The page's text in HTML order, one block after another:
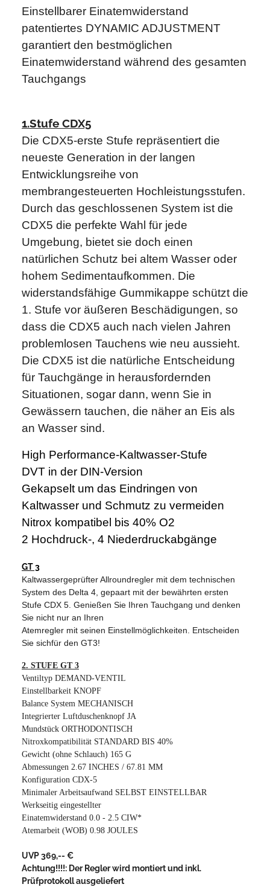
Einstellbarer Einatemwiderstand
patentiertes DYNAMIC ADJUSTMENT
garantiert den bestmöglichen
Einatemwiderstand während des gesamten
Tauchgangs
1.Stufe CDX5
Die CDX5-erste Stufe repräsentiert die
neueste Generation in der langen
Entwicklungsreihe von
membrangesteuerten Hochleistungsstufen.
Durch das geschlossenen System ist die
CDX5 die perfekte Wahl für jede
Umgebung, bietet sie doch einen
natürlichen Schutz bei altem Wasser oder
hohem Sedimentaufkommen. Die
widerstandsfähige Gummikappe schützt die
1. Stufe vor äußeren Beschädigungen, so
dass die CDX5 auch nach vielen Jahren
problemlosen Tauchens wie neu aussieht.
Die CDX5 ist die natürliche Entscheidung
für Tauchgänge in herausfordernden
Situationen, sogar dann, wenn Sie in
Gewässern tauchen, die näher an Eis als
an Wasser sind.
High Performance-Kaltwasser-Stufe
DVT in der DIN-Version
Gekapselt um das Eindringen von
Kaltwasser und Schmutz zu vermeiden
Nitrox kompatibel bis 40% O2
2 Hochdruck-, 4 Niederdruckabgänge
GT 3
Kaltwassergeprüfter Allroundregler mit dem technischen
System des Delta 4, gepaart mit der bewährten ersten
Stufe CDX 5. Genießen Sie Ihren Tauchgang und denken
Sie nicht nur an Ihren
Atemregler mit seinen Einstellmöglichkeiten. Entscheiden
Sie sichfür den GT3!
2. STUFE GT 3
Ventiltyp DEMAND-VENTIL
Einstellbarkeit KNOPF
Balance System MECHANISCH
Integrierter Luftduschenknopf JA
Mundstück ORTHODONTISCH
Nitroxkompatibilität STANDARD BIS 40%
Gewicht (ohne Schlauch) 165 G
Abmessungen 2.67 INCHES / 67.81 MM
Konfiguration CDX-5
Minimaler Arbeitsaufwand SELBST EINSTELLBAR
Werkseitig eingestellter
Einatemwiderstand 0.0 - 2.5 CIW*
Atemarbeit (WOB) 0.98 JOULES
UVP 369,-- €
Achtung!!!!: Der Regler wird montiert und inkl.
Prüfprotokoll ausgeliefert